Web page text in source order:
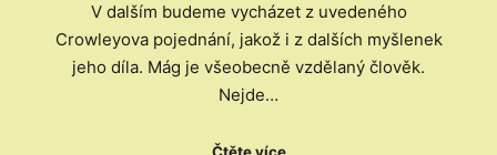
V dalším budeme vycházet z uvedeného
Crowleyova pojednání, jakož i z dalších myšlenek
jeho díla. Mág je všeobecně vzdělaný člověk.
Nejde…